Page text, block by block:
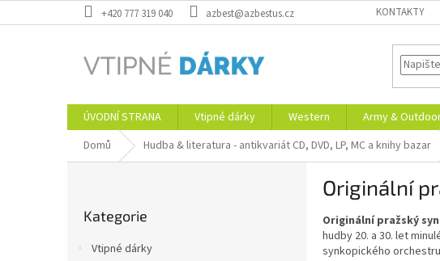
na
+420 777 319 040 azbest@azbestus.cz KONTAKTY
ÚVODNÍ STRANA Vtipné dárky Western Army &
Domů
Hudba & literatura - antikvariát CD, DVD, LP, MC a knihy bazar
kategorie
Kategorie
Vtipné dárky
Originální
Originální pražský
hudby 20. a 30. let
synkopického